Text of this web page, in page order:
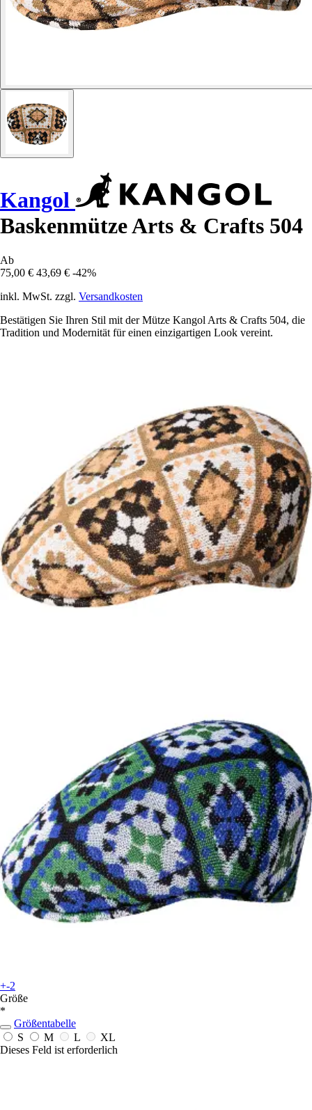
Kangol
Baskenmütze Arts & Crafts 504
Ab
75,00 € 43,69 € -42%
inkl. MwSt. zzgl. Versandkosten
Bestätigen Sie Ihren Stil mit der Mütze Kangol Arts & Crafts 504, die
Tradition und Modernität für einen einzigartigen Look vereint.
+-2
Größe
*
Größentabelle
S
M L
XL
Dieses Feld ist erforderlich